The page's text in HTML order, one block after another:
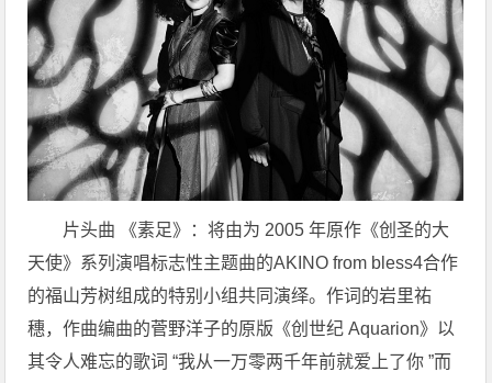
片头曲 《素足》：将由为 2005 年原作《创圣的大
天使》系列演唱标志性主题曲的AKINO from bless4合作
的福山芳树组成的特别小组共同演绎。作词的岩里祐
穗，作曲编曲的菅野洋子的原版《创世纪 Aquarion》以
其令人难忘的歌词 “我从一万零两千年前就爱上了你 ”而